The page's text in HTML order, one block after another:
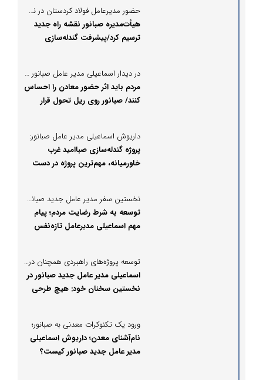
حضور مدیرعامل فولاد کردستان در نشست صبانور؛
هیأت‌مدیره صبانور نقشه راه جدید
ترسیم کرد/پیشرفت گندله‌سازی
در دیدار اسماعیلی مدیر عامل صبانور با شیخی‌زاده نماینده قروه چه مطرح شد؟
مردم باید اثر حضور معادن را احساس
کنند/ صبانور روی ریل تحول قرار
داریوش اسماعیلی مدیر عامل صبانور:
پروژه گندله‌سازی صباامید غرب
خاورمیانه، مهم‌ترین پروژه در دست
نخستین سفر مدیر عامل جدید صبانور به بیجار
توسعه به شرط رضایت مردم؛ پیام
مهم اسماعیلی مدیرعامل تازه‌نفس
توسعه پروژه‌های راهبردی همچنان در صدر برنامه‌ها؛
اسماعیلی مدیر عامل جدید صبانور در
نخستین سخنان خود: هیچ طرحی
ورود یک تکنوکرات معدنی به صبانور؛
نام‌آشنای معدن؛ داریوش اسماعیلی
مدیر عامل جدید صبانور کیست؟